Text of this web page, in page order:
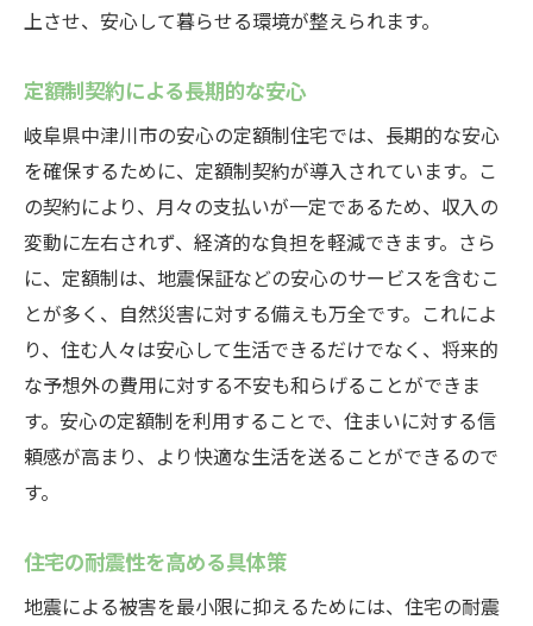
上させ、安心して暮らせる環境が整えられます。
定額制契約による長期的な安心
岐阜県中津川市の安心の定額制住宅では、長期的な安心
を確保するために、定額制契約が導入されています。こ
の契約により、月々の支払いが一定であるため、収入の
変動に左右されず、経済的な負担を軽減できます。さら
に、定額制は、地震保証などの安心のサービスを含むこ
とが多く、自然災害に対する備えも万全です。これによ
り、住む人々は安心して生活できるだけでなく、将来的
な予想外の費用に対する不安も和らげることができま
す。安心の定額制を利用することで、住まいに対する信
頼感が高まり、より快適な生活を送ることができるので
す。
住宅の耐震性を高める具体策
地震による被害を最小限に抑えるためには、住宅の耐震